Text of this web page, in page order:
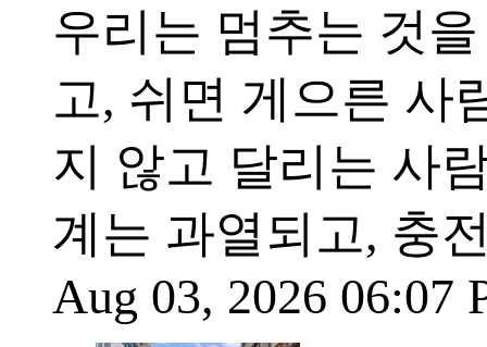
우리는 멈추는 것
고, 쉬면 게으른 사
지 않고 달리는 사
계는 과열되고, 충
Aug 03, 2026 06:07